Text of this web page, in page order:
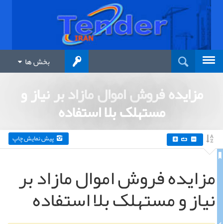
بخش ها
مزایده فروش اموال مازاد بر نیاز و
مستهلک بلا استفاده
پیش نمایش چاپ
مزایده فروش اموال مازاد بر
نیاز و مستهلک بلا استفاده